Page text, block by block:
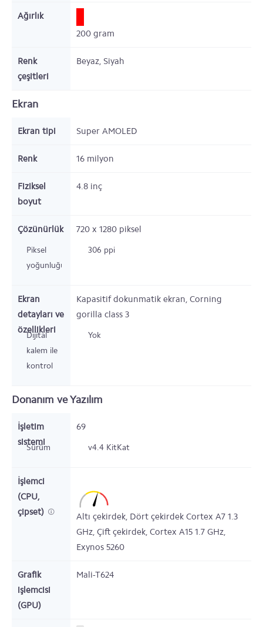
Ağırlık
200 gram
Renk
çeşitleri
Beyaz, Siyah
Ekran
Ekran tipi Super AMOLED
Renk 16 milyon
Fiziksel
boyut
4.8 inç
Çözünürlük 720 x 1280 piksel
Piksel
yoğunluğu
306 ppi
Ekran
detayları ve
özellikleri
Kapasitif dokunmatik ekran, Corning
gorilla class 3
Dijital
kalem ile
kontrol
Yok
Donanım ve Yazılım
İşletim
sistemi
69
Sürüm v4.4 KitKat
İşlemci
(CPU,
çipset)
Altı çekirdek, Dört çekirdek Cortex A7 1.3
GHz, Çift çekirdek, Cortex A15 1.7 GHz,
Exynos 5260
Grafik
işlemcisi
(GPU)
Mali-T624